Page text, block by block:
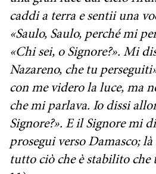
caddi a terra e sentii una
«Saulo, Saulo, perché mi
«Chi sei, o Signore?». Mi
Nazareno, che tu
con me videro la luce, ma
che mi parlava. Io dissi
Signore?». E il Signore mi
prosegui verso Damasco;
tutto ciò che è stabilito che